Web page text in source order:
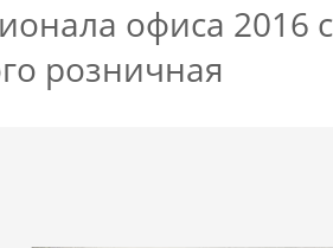
офиса 2016
розничная